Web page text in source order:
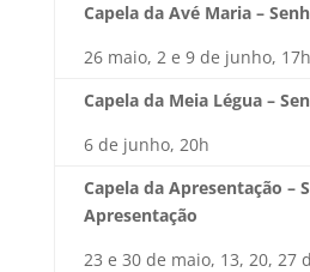
Capela da Avé Maria –
26 maio, 2 e 9 de junho, 17h
Capela da Meia Légua –
6 de junho, 20h
Capela da Apresentação –
Apresentação
23 e 30 de maio, 13, 20, 27